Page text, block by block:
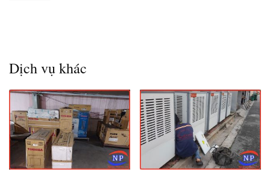
Dịch vụ khác